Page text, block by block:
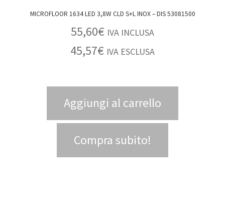
MICROFLOOR 1634 LED 3,8W CLD S+L INOX – DIS 53081500
55,60€ IVA INCLUSA
45,57€ IVA ESCLUSA
Aggiungi al carrello
Compra subito!